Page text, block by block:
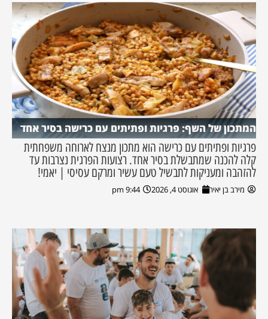
המתכון של השף: פרגיות ופתיתים עם כרישה בסיר אחד
פרגיות ופתיתים עם כרישה הוא מתכון מנצח לארוחה משפחתית
קלה להכנה שמתבשלת בסיר אחד. רצועות הפרגית נצרבות עד
להזהבה ומעניקות לתבשיל טעם עשיר ומרקם עסיסי | יאמי!
מירב בן יאיר אוגוסט 4, 2026 9:44 pm